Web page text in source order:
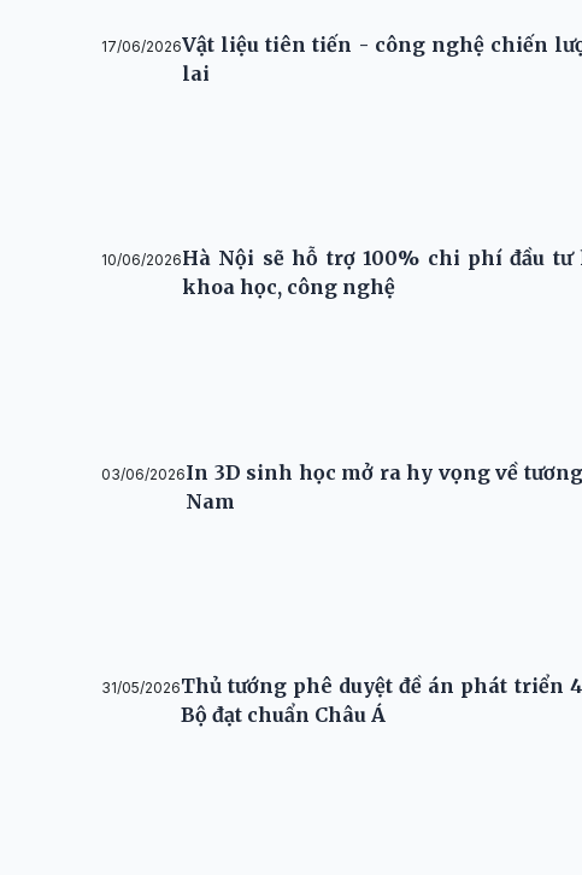
17/06/2026Vật liệu tiên tiến - công nghệ chiến
lai
10/06/2026Hà Nội sẽ hỗ trợ 100% chi phí đầu tư
khoa học, công nghệ
03/06/2026In 3D sinh học mở ra hy vọng về
Nam
31/05/2026Thủ tướng phê duyệt đề án phát triển
Bộ đạt chuẩn Châu Á